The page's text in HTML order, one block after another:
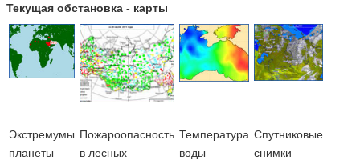
Текущая обстановка - карты
Экстремумы
планеты
Пожароопасность
в лесных
Температура
воды
Cпутниковые
снимки